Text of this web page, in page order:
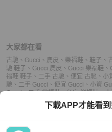
大家都在看
古馳 、 Gucci 、 麂皮 、 樂福鞋 、 鞋子 、
馳 鞋子 、 Gucci 麂皮 、 Gucci 樂福鞋 、
福鞋 鞋子 、 二手 古馳 、 便宜 古馳 、 小
馳 、 二手 Gucci 、 便宜 Gucci 、 小資
Gucci、二手 樂福鞋、便宜 樂福鞋、
二手 鞋子、便宜 鞋子、
下載APP才能看